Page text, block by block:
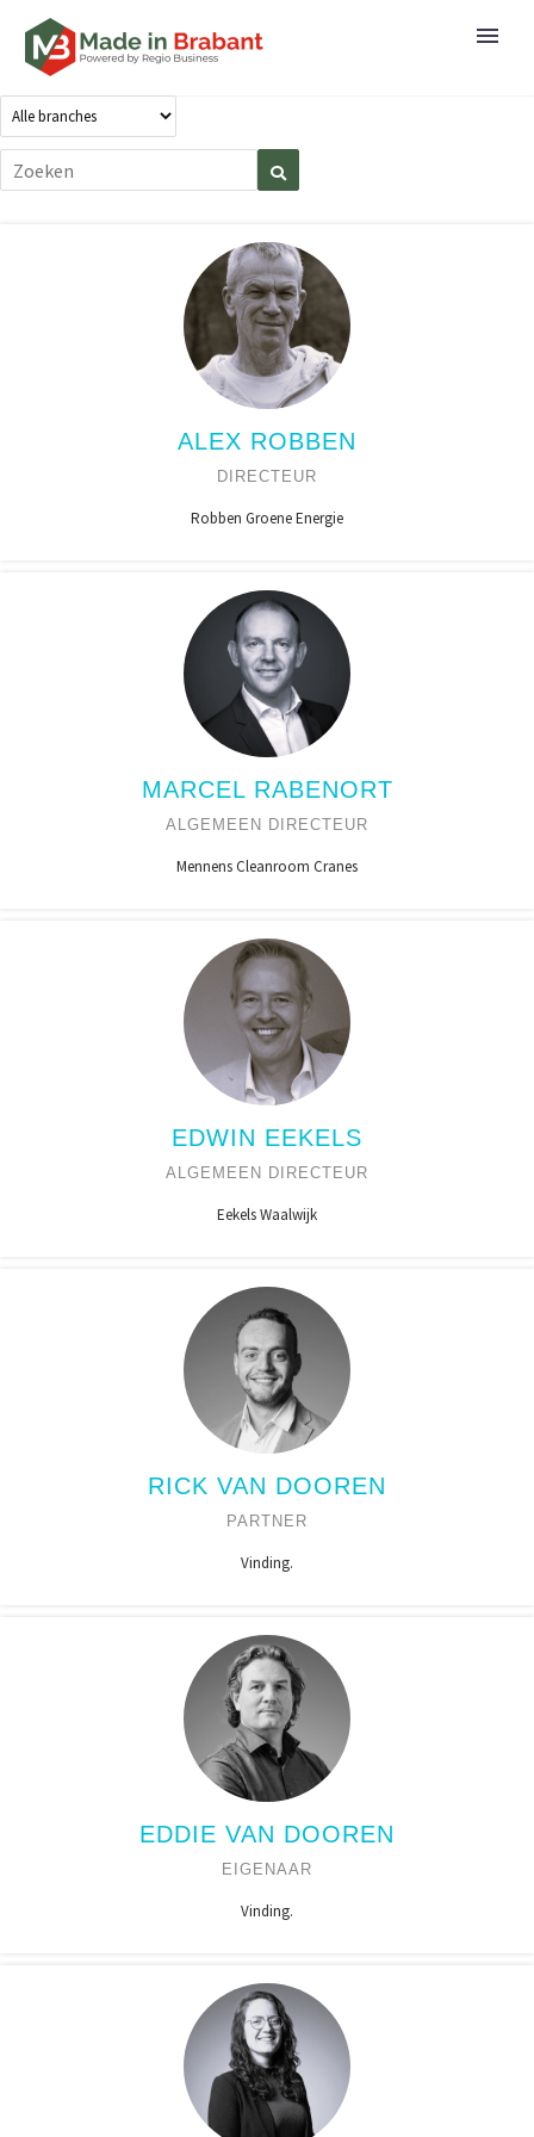
ALEX ROBBEN
DIRECTEUR
Robben Groene Energie
MARCEL RABENORT
ALGEMEEN DIRECTEUR
Mennens Cleanroom Cranes
EDWIN EEKELS
ALGEMEEN DIRECTEUR
Eekels Waalwijk
RICK VAN DOOREN
PARTNER
Vinding.
EDDIE VAN DOOREN
EIGENAAR
Vinding.